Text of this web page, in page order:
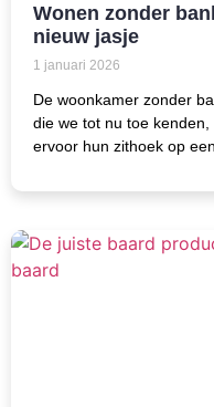
Wonen zonder
nieuw jasje
1 januari 2026
De woonkamer zonder
die we tot nu toe
ervoor hun zithoek op